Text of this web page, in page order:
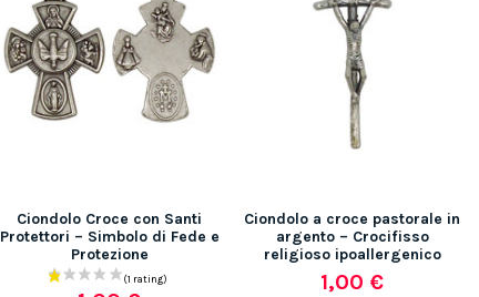
Ciondolo Croce con Santi
Protettori – Simbolo di Fede e
Protezione
Ciondolo a croce pastorale in
argento – Crocifisso
religioso ipoallergenico
1,00 €